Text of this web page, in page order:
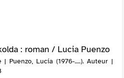
: roman / Lucia Puenzo
| Puenzo, Lucía (1976-....). Auteur |